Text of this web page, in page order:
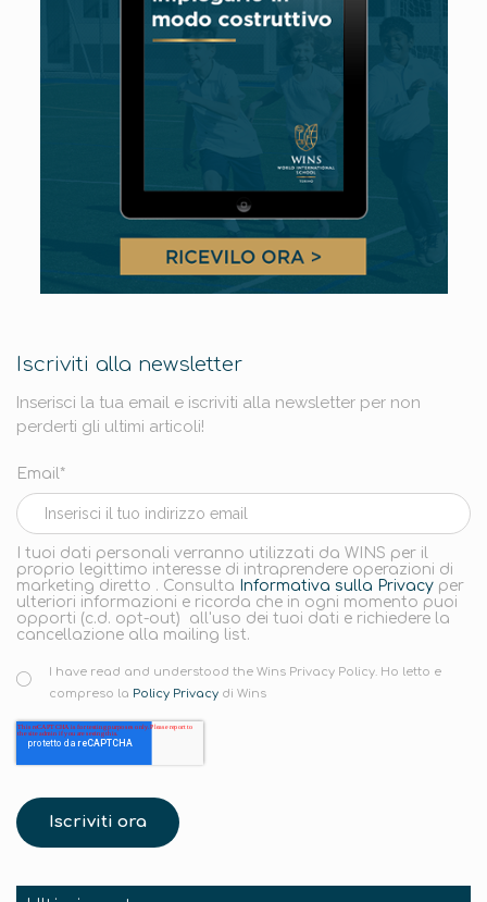
Iscriviti alla newsletter
Inserisci la tua email e iscriviti alla newsletter per non
perderti gli ultimi articoli!
Email*
I tuoi dati personali verranno utilizzati da WINS per il
proprio legittimo interesse di intraprendere operazioni di
marketing diretto . Consulta Informativa sulla Privacy per
ulteriori informazioni e ricorda che in ogni momento puoi
opporti (c.d. opt-out) all'uso dei tuoi dati e richiedere la
cancellazione alla mailing list.
I have read and understood the Wins Privacy Policy. Ho letto e
compreso la Policy Privacy di Wins